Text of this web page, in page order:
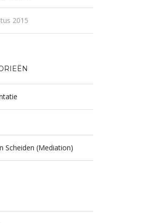
2015
Scheiden (Mediation)